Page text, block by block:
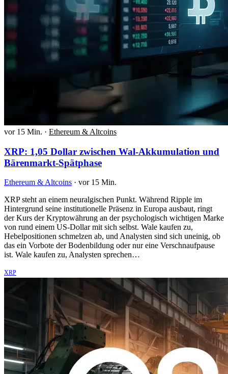
vor 15 Min. · Ethereum & Altcoins
XRP: 1,05 Dollar zwischen Wal-Akkumulation und
Bärenmarkt-Spätphase
Ethereum & Altcoins · vor 15 Min.
XRP steht an einem neuralgischen Punkt. Während Ripple im
Hintergrund seine institutionelle Präsenz in Europa ausbaut, ringt
der Kurs der Kryptowährung an der psychologisch wichtigen Marke
von rund einem US-Dollar mit sich selbst. Wale kaufen zu,
Hebelpositionen schmelzen ab, und Analysten sind sich uneinig, ob
das ein Vorbote der Bodenbildung oder nur eine Verschnaufpause
ist. Wale kaufen zu, Analysten sprechen…
XRP